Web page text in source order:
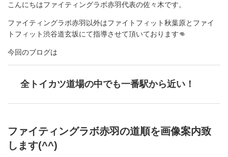
こんにちはファイティングラボ赤羽代表の佐々木です。
ファイティングラボ赤羽以外はファイトフィット秋葉原とファイ
トフィット渋谷道玄坂にて指導させて頂いております👊
今回のブログは
全トイカツ道場の中でも一番駅から近い！
ファイティングラボ赤羽の道順を画像案内致
します(^^)